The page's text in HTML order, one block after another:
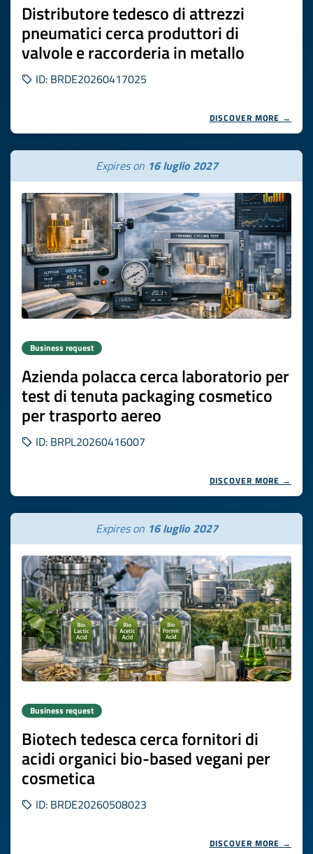
Distributore tedesco di attrezzi
pneumatici cerca produttori di
valvole e raccorderia in metallo
ID: BRDE20260417025
DISCOVER MORE →
Expires on 16 luglio 2027
Business request
Azienda polacca cerca laboratorio per
test di tenuta packaging cosmetico
per trasporto aereo
ID: BRPL20260416007
DISCOVER MORE →
Expires on 16 luglio 2027
Business request
Biotech tedesca cerca fornitori di
acidi organici bio-based vegani per
cosmetica
ID: BRDE20260508023
DISCOVER MORE →